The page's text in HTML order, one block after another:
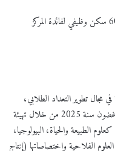
إضافة إلى مساحة قدرها 4000 م² مخصصة لبناء 60 سكن وظيفي لفائدة المركز
مجال تطوير التعداد الطلابي،
حيث يطمح المركز لاستقطاب 25 ألف طالب في غضون سنة 2025 من خلال تهيئة
الطبيعة والحياة، البيولوجيا،
الفلاحية واختصاصاتها (إنتاج